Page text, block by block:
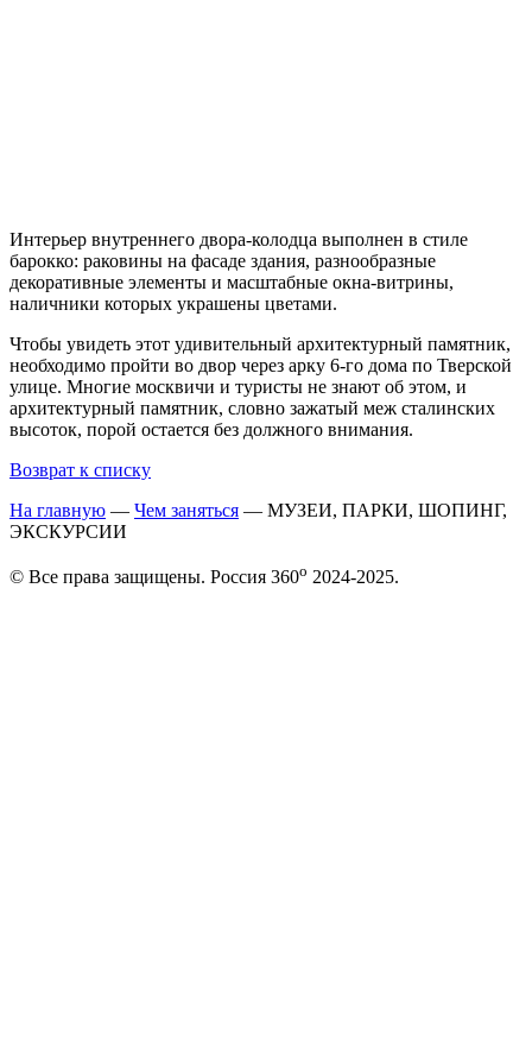
Интерьер внутреннего двора-колодца выполнен в стиле
барокко: раковины на фасаде здания, разнообразные
декоративные элементы и масштабные окна-витрины,
наличники которых украшены цветами.
Чтобы увидеть этот удивительный архитектурный памятник,
необходимо пройти во двор через арку 6-го дома по Тверской
улице. Многие москвичи и туристы не знают об этом, и
архитектурный памятник, словно зажатый меж сталинских
высоток, порой остается без должного внимания.
Возврат к списку
На главную — Чем заняться — МУЗЕИ, ПАРКИ, ШОПИНГ,
ЭКСКУРСИИ
© Все права защищены. Россия 360o 2024-2025.